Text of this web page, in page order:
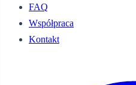
FAQ
Współpraca
Kontakt